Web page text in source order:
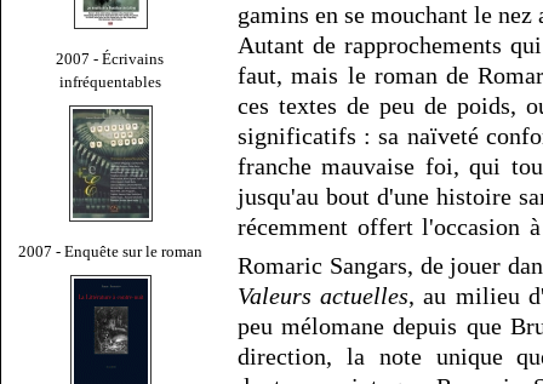
2007 - Écrivains
infréquentables
2007 - Enquête sur le roman
gamins en se mouchant le nez
Autant de rapprochements
faut, mais le roman de
ces textes de peu de poids,
significatifs : sa naïveté
franche mauvaise foi, qui
jusqu'au bout d'une histoire
récemment offert l'occasion
Romaric Sangars, de jouer
Valeurs actuelles, au milieu
peu mélomane depuis que
direction, la note unique